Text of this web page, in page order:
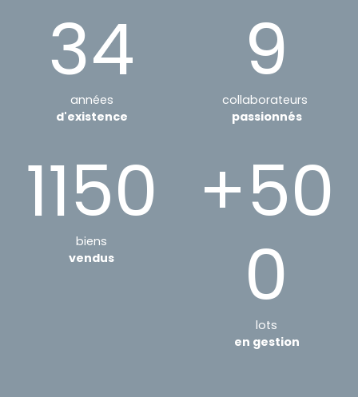
34
années
d'existence
9
collaborateurs
passionnés
1150
biens
vendus
+50
0
lots
en gestion